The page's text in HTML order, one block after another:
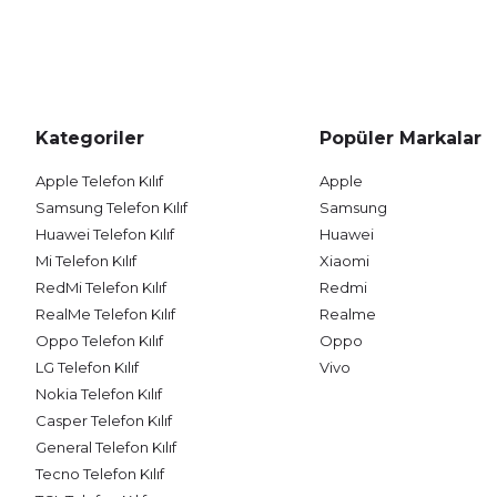
Kategoriler
Apple Telefon Kılıf
Samsung Telefon Kılıf
Huawei Telefon Kılıf
Mi Telefon Kılıf
RedMi Telefon Kılıf
RealMe Telefon Kılıf
Oppo Telefon Kılıf
LG Telefon Kılıf
Nokia Telefon Kılıf
Casper Telefon Kılıf
General Telefon Kılıf
Tecno Telefon Kılıf
Popüler Markalar
Apple
Samsung
Huawei
Xiaomi
Redmi
Realme
Oppo
Vivo